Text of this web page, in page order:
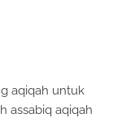
aqiqah untuk
assabiq aqiqah